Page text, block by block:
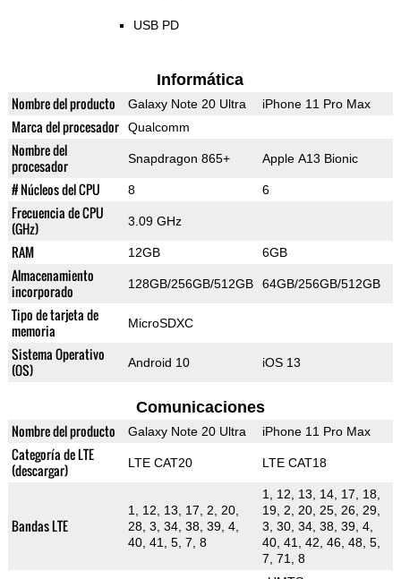
USB PD
Informática
Nombre del producto Galaxy Note 20 Ultra iPhone 11 Pro Max
Marca del procesador Qualcomm
Nombre del
procesador
Snapdragon 865+ Apple A13 Bionic
# Núcleos del CPU 8 6
Frecuencia de CPU
(GHz)
3.09 GHz
RAM 12GB 6GB
Almacenamiento
incorporado
128GB/256GB/512GB 64GB/256GB/512GB
Tipo de tarjeta de
memoria
MicroSDXC
Sistema Operativo
(OS)
Android 10 iOS 13
Comunicaciones
Nombre del producto Galaxy Note 20 Ultra iPhone 11 Pro Max
Categoría de LTE
(descargar)
LTE CAT20 LTE CAT18
Bandas LTE
1, 12, 13, 17, 2, 20,
28, 3, 34, 38, 39, 4,
40, 41, 5, 7, 8
1, 12, 13, 14, 17, 18,
19, 2, 20, 25, 26, 29,
3, 30, 34, 38, 39, 4,
40, 41, 42, 46, 48, 5,
7, 71, 8